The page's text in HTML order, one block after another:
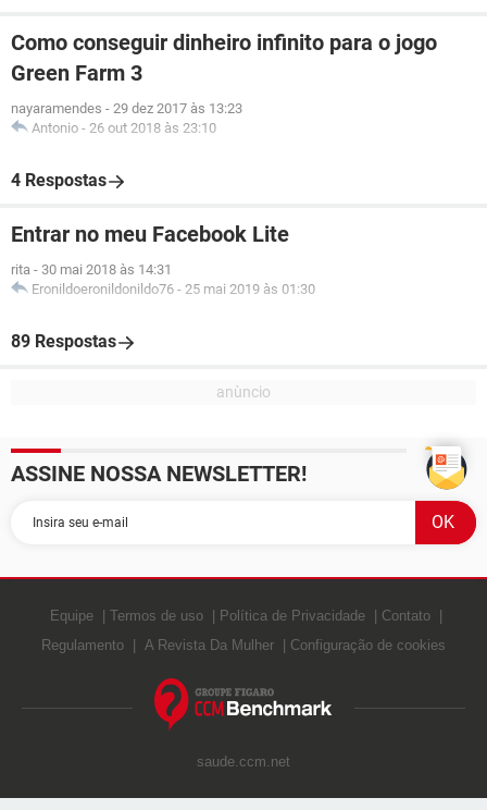
Como conseguir dinheiro infinito para o jogo
Green Farm 3
nayaramendes - 29 dez 2017 às 13:23
Antonio - 26 out 2018 às 23:10
4 Respostas
Entrar no meu Facebook Lite
rita - 30 mai 2018 às 14:31
Eronildoeronildonildo76 - 25 mai 2019 às 01:30
89 Respostas
ASSINE NOSSA NEWSLETTER!
Equipe Termos de uso Política de Privacidade
Contato
Regulamento
A Revista Da Mulher Configuração de cookies
saude.ccm.net